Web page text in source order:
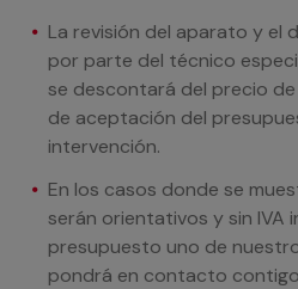
La revisión del aparato y el
por parte del técnico
se descontará del precio
de aceptación del
intervención.
En los casos donde se
serán orientativos y sin IVA
presupuesto uno de
pondrá en contacto